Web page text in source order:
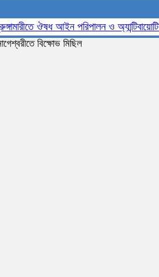
ঔষধ আইন পরিপালন ও অ্যান্টিবায়োটিক
বিক্ষোভ মিছিল